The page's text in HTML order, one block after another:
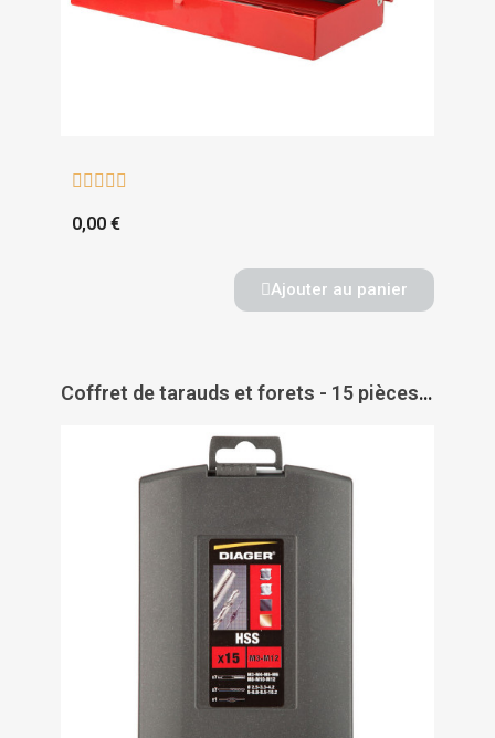
    
0,00 €
Ajouter au panier
Coffret de tarauds et forets - 15 pièces - DIAGER